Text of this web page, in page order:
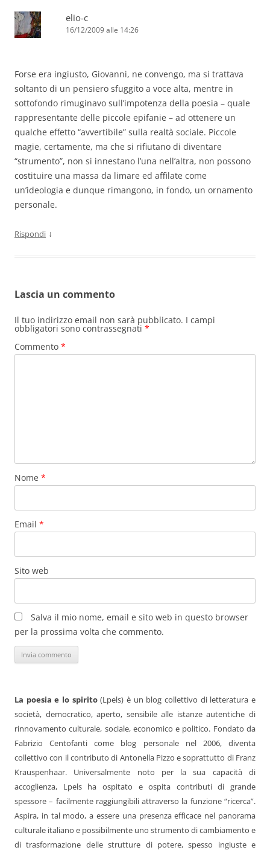
elio-c
16/12/2009 alle 14:26
Forse era ingiusto, Giovanni, ne convengo, ma si trattava
soltanto di un pensiero sfuggito a voce alta, mentre in
sottofondo rimuginavo sull’impotenza della poesia – quale
rappresentante delle piccole epifanie – ad ottenere un
qualche effetto “avvertibile” sulla realtà sociale. Piccole
magie, certamente, ma che si rifiutano di diventare
“strumento”, non si innestano l’una nell’altra, non possono
costituire una massa da limare ed affilate come
un’ideologia e dunque rimangono, in fondo, un ornamento
personale.
Rispondi ↓
Lascia un commento
Il tuo indirizzo email non sarà pubblicato. I campi
obbligatori sono contrassegnati *
Commento *
Nome *
Email *
Sito web
Salva il mio nome, email e sito web in questo browser
per la prossima volta che commento.
La poesia e lo spirito(Lpels) è un blog collettivo di letteratura e
società, democratico, aperto, sensibile alle istanze autentiche di
rinnovamento culturale, sociale, economico e politico. Fondato da
Fabrizio Centofanti come blog personale nel 2006, diventa
collettivo con il contributo di Antonella Pizzo e soprattutto di Franz
Krauspenhaar. Universalmente noto per la sua capacità di
accoglienza, Lpels ha ospitato e ospita contributi di grande
spessore – facilmente raggiungibili attraverso la funzione “ricerca”.
Aspira, in tal modo, a essere una presenza efficace nel panorama
culturale italiano e possibilmente uno strumento di cambiamento e
di trasformazione delle strutture di potere, spesso ingiuste e